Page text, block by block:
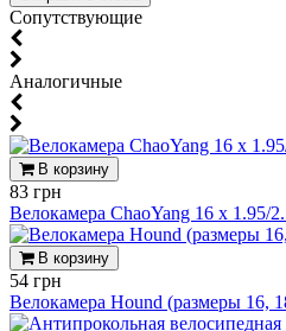
Cопутствующие
Аналогичные
В корзину
83 грн
Велокамера ChaoYang 16 x 1.95/
В корзину
54 грн
Велокамера Hound (размеры 16,